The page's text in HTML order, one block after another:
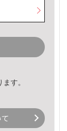
す。